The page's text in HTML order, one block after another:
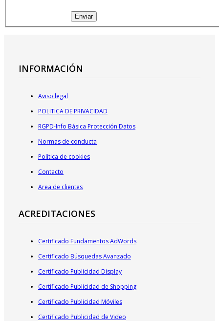
Enviar
INFORMACIÓN
Aviso legal
POLITICA DE PRIVACIDAD
RGPD-Info Básica Protección Datos
Normas de conducta
Política de cookies
Contacto
Area de clientes
ACREDITACIONES
Certificado Fundamentos AdWords
Certificado Búsquedas Avanzado
Certificado Publicidad Display
Certificado Publicidad de Shopping
Certificado Publicidad Móviles
Certificado Publicidad de Video